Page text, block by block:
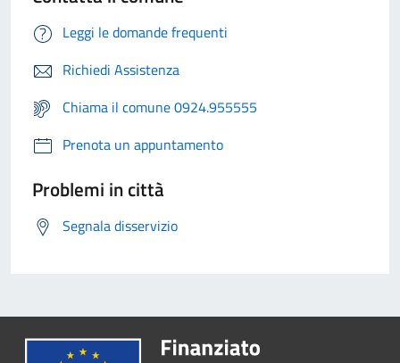
Leggi le domande frequenti
Richiedi Assistenza
Chiama il comune 0924.955555
Prenota un appuntamento
Problemi in città
Segnala disservizio